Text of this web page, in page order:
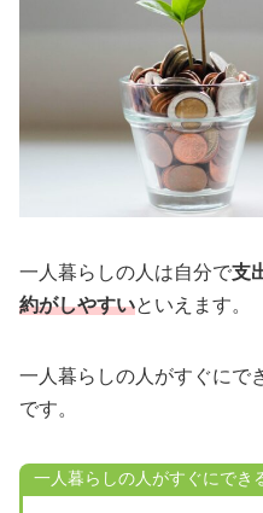
一人暮らしの人は自分で支
約がしやすいといえます。
一人暮らしの人がすぐにで
です。
一人暮らしの人がすぐにでき